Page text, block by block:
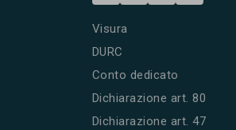
Visura
DURC
Conto dedicato
Dichiarazione art. 80
Dichiarazione art. 47